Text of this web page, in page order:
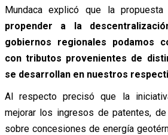
Mundaca explicó que la propuesta
propender a la
gobiernos regionales podamos
con tributos provenientes de
se desarrollan en nuestros
Al respecto precisó que la
mejorar los ingresos de patentes,
sobre concesiones de energía